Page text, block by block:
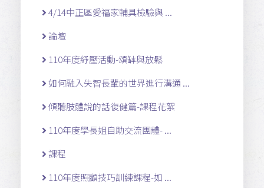
4/14中正區愛福家輔具檢驗與 ...
論壇
110年度紓壓活動-頌缽與放鬆
如何融入失智長輩的世界進行溝通 ...
傾聽肢體說的話復健篇-課程花絮
110年度學長姐自助交流團體- ...
課程
110年度照顧技巧訓練課程-如 ...